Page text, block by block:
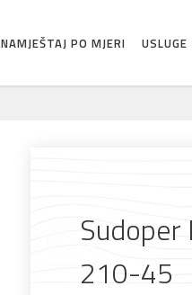
NAMJEŠTAJ PO MJERI USLUGE
Sudoper
210-45